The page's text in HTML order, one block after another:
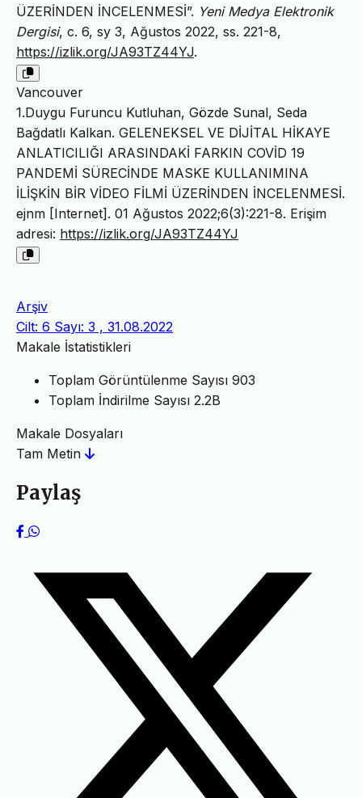
ÜZERİNDEN İNCELENMESİ”. Yeni Medya Elektronik
Dergisi, c. 6, sy 3, Ağustos 2022, ss. 221-8,
https://izlik.org/JA93TZ44YJ.
Vancouver
1.Duygu Furuncu Kutluhan, Gözde Sunal, Seda
Bağdatlı Kalkan. GELENEKSEL VE DİJİTAL HİKAYE
ANLATICILIĞI ARASINDAKİ FARKIN COVİD 19
PANDEMİ SÜRECİNDE MASKE KULLANIMINA
İLİŞKİN BİR VİDEO FİLMİ ÜZERİNDEN İNCELENMESİ.
ejnm [Internet]. 01 Ağustos 2022;6(3):221-8. Erişim
adresi: https://izlik.org/JA93TZ44YJ
Arşiv
Cilt: 6 Sayı: 3 , 31.08.2022
Makale İstatistikleri
Toplam Görüntülenme Sayısı 903
Toplam İndirilme Sayısı 2.2B
Makale Dosyaları
Tam Metin
Paylaş